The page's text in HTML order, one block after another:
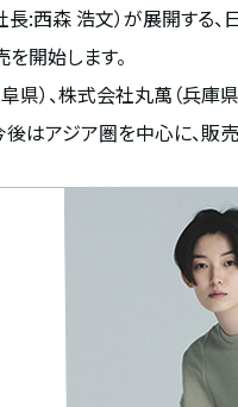
森 浩文）が展開する、日
開始します。
）、株式会社丸萬（兵庫
はアジア圏を中心に、販